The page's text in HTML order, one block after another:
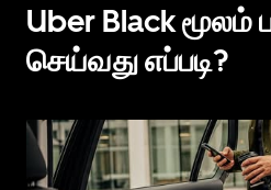
Uber Black
செய்வது எப்படி?